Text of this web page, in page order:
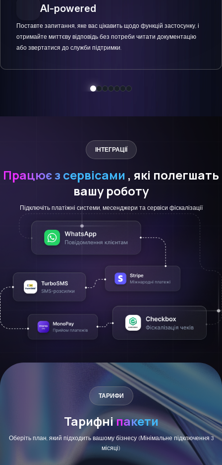
AI-powered
Поставте запитання, яке вас цікавить щодо функцій застосунку, і
отримайте миттєву відповідь без потреби читати документацію
або звертатися до служби підтримки.
ІНТЕГРАЦІЇ
Працює з сервісами , які полегшать
вашу роботу
Підключіть платіжні системи, месенджери та сервіси фіскалізації
ТАРИФИ
Тарифніпакети
Оберіть план, який підходить вашому бізнесу (Мінімальне підключення 3
місяці)